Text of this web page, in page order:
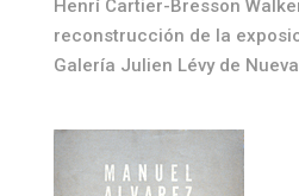
Henrí Cartier-Bresson
reconstrucción de la
Galería Julien Lévy de